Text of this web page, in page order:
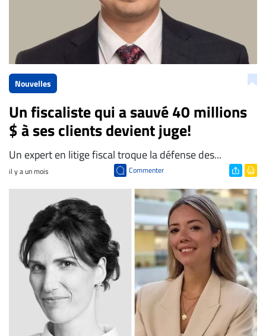
entreprises
Publier
un
emploi
Publicité
Solutions de
TROUVEZ-
NOUS
Nous
joindre
À
propos
Infolettre
S’abonner
Nouvelles
Un fiscaliste qui a sauvé 40 millions
$ à ses clients devient juge!
Un expert en litige fiscal troque la défense des...
il y a un mois Commenter